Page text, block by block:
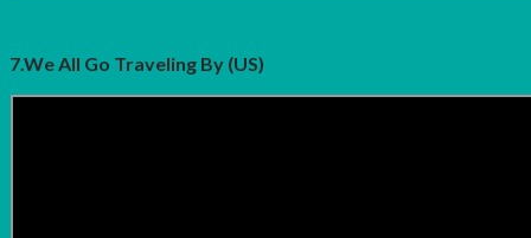
7.We All Go Traveling By (US)